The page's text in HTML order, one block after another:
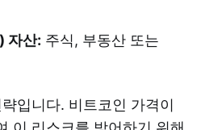
자산: 주식, 부동산 또는
입니다. 비트코인 가격이